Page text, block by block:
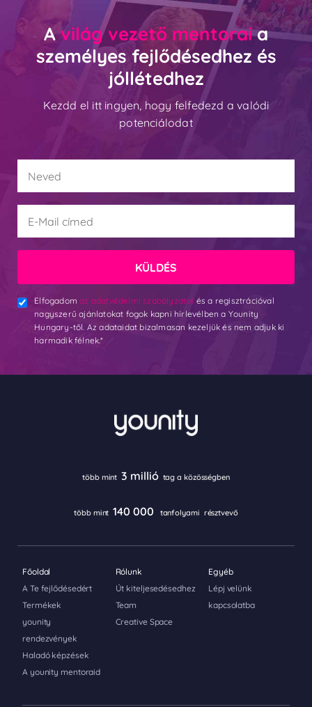
Avilág vezető mentoraia
személyes fejlődésedhez és
jóllétedhez
Kezdd el itt ingyen, hogy felfedezd a valódi
potenciálodat
KÜLDÉS
Elfogadomaz adatvédelmi szabályzatot és a regisztrációval
nagyszerű ajánlatokat fogok kapni hírlevélben a Younity
Hungary-től. Az adataidat bizalmasan kezeljük és nem adjuk ki
harmadik félnek.*
több mint 3 millió tag a közösségben
több mint 140 000 tanfolyami résztvevő
Főoldal
A Te fejlődésedért
Termékek
younity
rendezvények
Haladó képzések
A younity mentoraid
Rólunk
Út kiteljesedésedhez
Team
Creative Space
Egyéb
Lépj velünk
kapcsolatba